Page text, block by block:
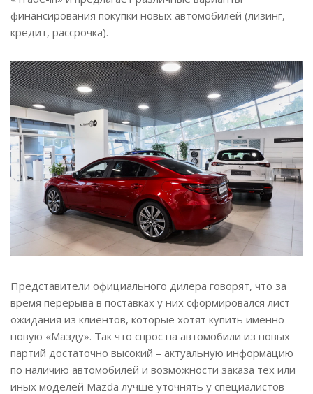
финансирования покупки новых автомобилей (лизинг,
кредит, рассрочка).
Представители официального дилера говорят, что за
время перерыва в поставках у них сформировался лист
ожидания из клиентов, которые хотят купить именно
новую «Мазду». Так что спрос на автомобили из новых
партий достаточно высокий – актуальную информацию
по наличию автомобилей и возможности заказа тех или
иных моделей Mazda лучше уточнять у специалистов